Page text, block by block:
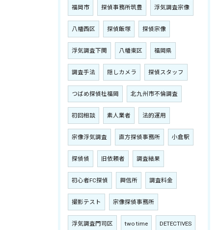
福岡市 探偵事務所筑豊 浮気調査宗像
八幡西区 探偵飯塚 探偵宗像
浮気調査下関 八幡東区 福岡県
調査手法 隠しカメラ 探偵スタッフ
つばめ探偵社福岡 北九州市不倫調査
初回相談 素人業者 法的運用
宗像浮気調査 直方探偵事務所 小倉駅
探偵偵 旧依頼者 調査結果
初心者FC探偵 興信所 調査料金
撮影テスト 宗像探偵事務所
浮気調査門司区 two time DETECTIVES